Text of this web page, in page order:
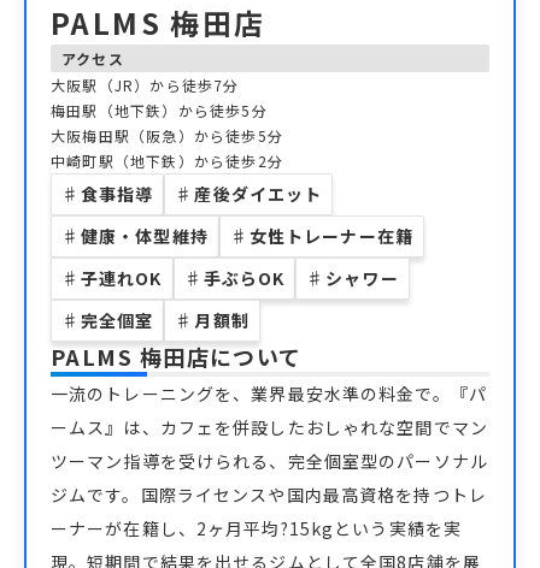
PALMS 梅田店
アクセス
大阪駅（JR）から徒歩7分
梅田駅（地下鉄）から徒歩5分
大阪梅田駅（阪急）から徒歩5分
中崎町駅（地下鉄）から徒歩2分
♯ 食事指導 ♯ 産後ダイエット
♯ 健康・体型維持 ♯ 女性トレーナー在籍
♯ 子連れOK ♯ 手ぶらOK ♯ シャワー
♯ 完全個室 ♯ 月額制
PALMS 梅田店について
一流のトレーニングを、業界最安水準の料金で。『パ
ームス』は、カフェを併設したおしゃれな空間でマン
ツーマン指導を受けられる、完全個室型のパーソナル
ジムです。国際ライセンスや国内最高資格を持つトレ
ーナーが在籍し、2ヶ月平均?15kgという実績を実
現。短期間で結果を出せるジムとして全国8店舗を展